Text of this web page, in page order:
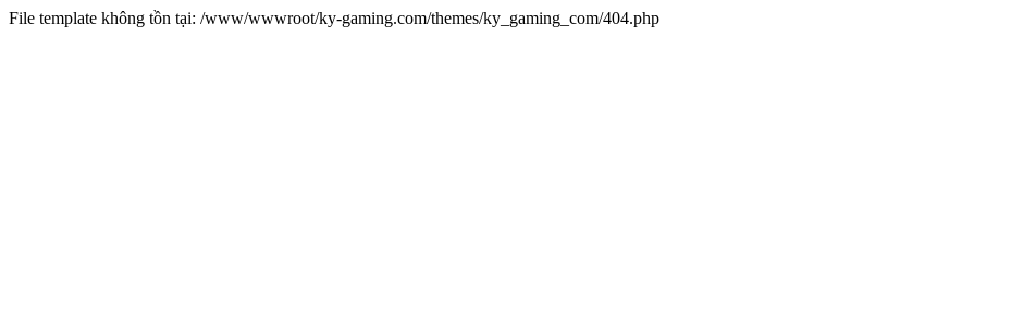
File template không tồn tại: /www/wwwroot/ky-gaming.com/themes/ky_gaming_com/404.php